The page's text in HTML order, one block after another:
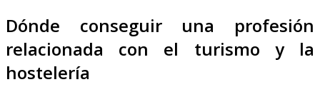
Dónde conseguir una profesión
relacionada con el turismo y la
hostelería